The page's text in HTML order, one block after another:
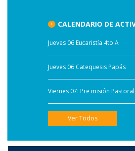
CALENDARIO DE
Jueves 06 Eucaristía 4to A
Jueves 06 Catequesis Papás
Viernes 07: Pre misión Pastoral
Ver Todos